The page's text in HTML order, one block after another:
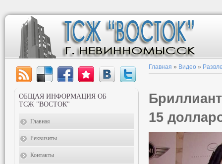
Главная » Видео »
15
ОБЩАЯ ИНФОРМАЦИЯ ОБ
ТСЖ "ВОСТОК"
Главная
Реквизиты
Контакты